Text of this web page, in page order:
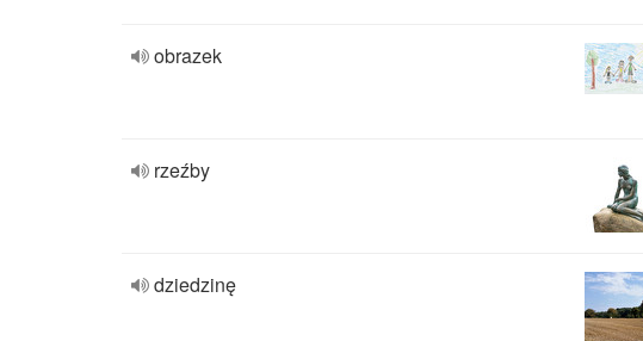
obrazek
rzeźby
dziedzinę